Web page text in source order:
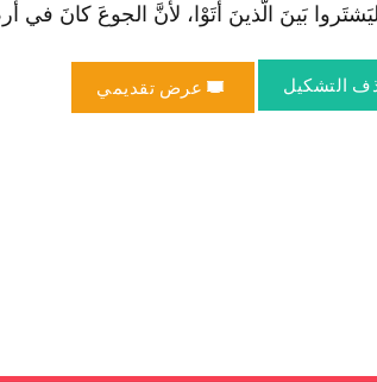
بَينَ الّذينَ أتَوْا، لأنَّ الجوعَ كانَ في أرضِ
التشكيل عرض تقديمي